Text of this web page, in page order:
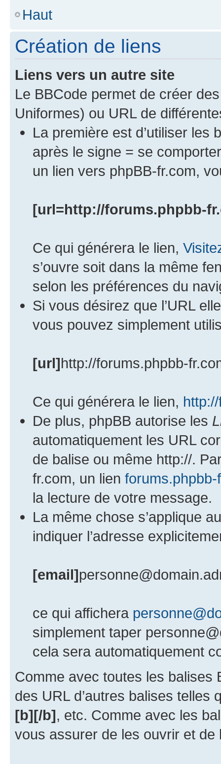
Haut
Création de liens
Liens vers un autre site
Le BBCode permet de créer
Uniformes) ou URL de
La première est d’utiliser les
après le signe = se
un lien vers phpBB-fr.com,
[url=http://forums.phpbb-
Ce qui générera le lien,
s’ouvre soit dans la même
selon les préférences du
Si vous désirez que l’URL
vous pouvez simplement
[url]http://forums.phpbb-
Ce qui générera le lien,
De plus, phpBB autorise les
automatiquement les URL
de balise ou même http://.
fr.com, un lien forums.phpbb-
la lecture de votre message.
La même chose s’applique
indiquer l’adresse
[email]
ce qui affichera
simplement taper
cela sera automatiquement
Comme avec toutes les balises
des URL d’autres balises telles
[b][/b], etc. Comme avec les
vous assurer de les ouvrir et